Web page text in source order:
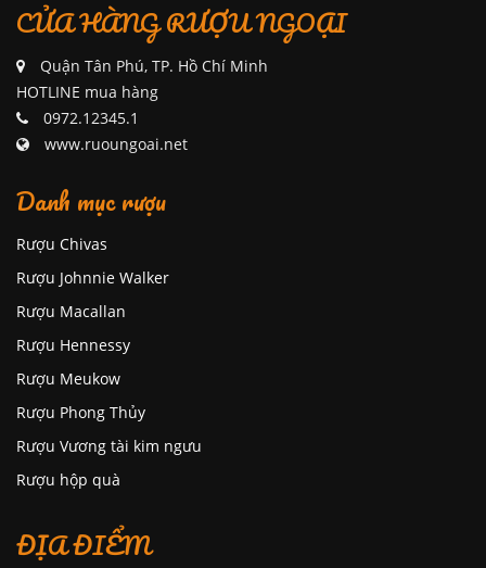
CỬA HÀNG RƯỢU NGOẠI
Quận Tân Phú, TP. Hồ Chí Minh
HOTLINE mua hàng
0972.12345.1
www.ruoungoai.net
Danh mục rượu
Rượu Chivas
Rượu Johnnie Walker
Rượu Macallan
Rượu Hennessy
Rượu Meukow
Rượu Phong Thủy
Rượu Vương tài kim ngưu
Rượu hộp quà
ĐỊA ĐIỂM